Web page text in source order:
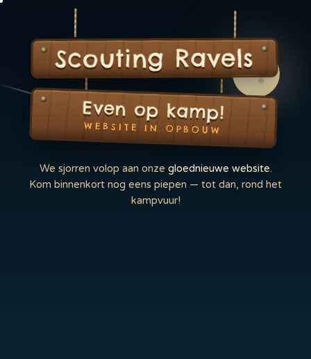
Scouting Ravels
Even op kamp!
WEBSITE IN OPBOUW
We sjorren volop aan onze gloednieuwe website.
Kom binnenkort nog eens piepen — tot dan, rond het
kampvuur!